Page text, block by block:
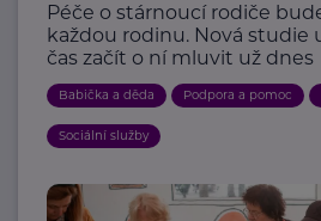
Péče o stárnoucí rodiče
každou rodinu. Nová studie
čas začít o ní mluvit už dnes
Babička a děda Podpora a pomoc
Sociální služby